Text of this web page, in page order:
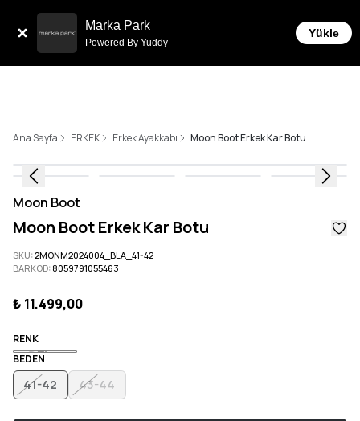
Marka Park
Powered By Yuddy
Yükle
Ana Sayfa ERKEK Erkek Ayakkabı Moon Boot Erkek Kar Botu
Moon Boot
Moon Boot Erkek Kar Botu
SKU:2MONM2024004_BLA_41-42
BARKOD: 8059791055463
₺ 11.499,00
RENK
BEDEN
41-42 43-44